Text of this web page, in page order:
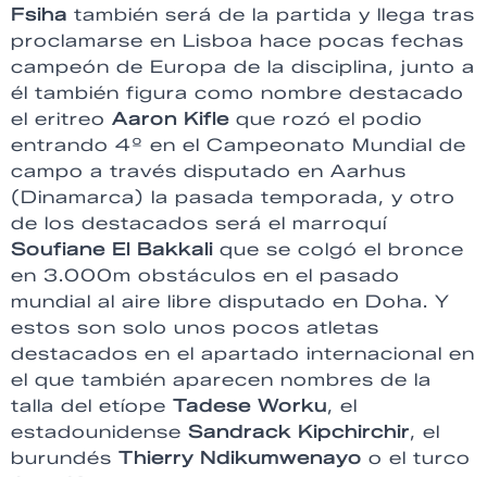
Fsiha también será de la partida y llega tras
proclamarse en Lisboa hace pocas fechas
campeón de Europa de la disciplina, junto a
él también figura como nombre destacado
el eritreo Aaron Kifle que rozó el podio
entrando 4º en el Campeonato Mundial de
campo a través disputado en Aarhus
(Dinamarca) la pasada temporada, y otro
de los destacados será el marroquí
Soufiane El Bakkali que se colgó el bronce
en 3.000m obstáculos en el pasado
mundial al aire libre disputado en Doha. Y
estos son solo unos pocos atletas
destacados en el apartado internacional en
el que también aparecen nombres de la
talla del etíope Tadese Worku, el
estadounidense Sandrack Kipchirchir, el
burundés Thierry Ndikumwenayo o el turco